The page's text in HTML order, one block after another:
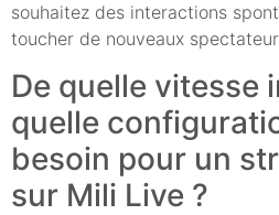
souhaitez des interactions
toucher de nouveaux
De quelle vitesse
quelle
besoin pour un
sur Mili Live ?